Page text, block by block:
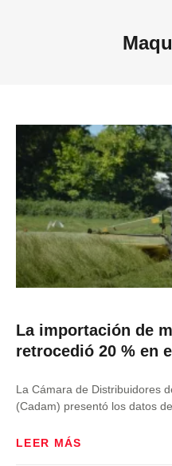
La importación de
retrocedió 20 % en
La Cámara de Distribuidores
(Cadam) presentó los datos
LEER MÁS